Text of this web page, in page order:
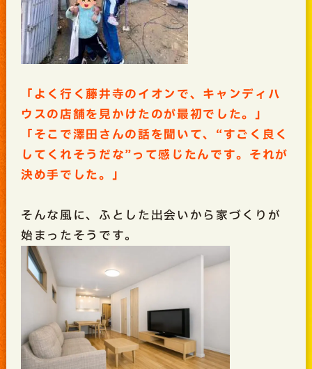
「よく行く藤井寺のイオンで、キャンディハ
ウスの店舗を見かけたのが最初でした。」
「そこで澤田さんの話を聞いて、“すごく良く
してくれそうだな”って感じたんです。それが
決め手でした。」
そんな風に、ふとした出会いから家づくりが
始まったそうです。